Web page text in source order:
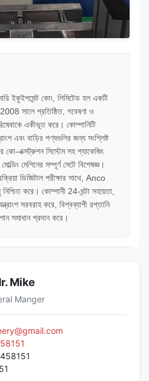
ইকুইপমেন্ট কোং, লিমিটেড হল একটি
সালে প্রতিষ্ঠিত, গবেষণা ও
একীভূত করে। কোম্পানিটি
এবং বাড়ির পণ্যগুলির জন্য সংশ্লিষ্ট
কো-এক্সট্রুশন সিস্টেম সহ প্যাকেজিং
মেশিনের সম্পূর্ণ সেটে বিশেষজ্ঞ।
ডিজিটাল পরীক্ষার সাথে, Anco
নিশ্চিত করে। কোম্পানী 24-ঘন্টা সহায়তা,
সরবরাহ করে, বিশ্বব্যাপী রপ্তানি
সমাধান প্রদান করে।
Mike
Manger